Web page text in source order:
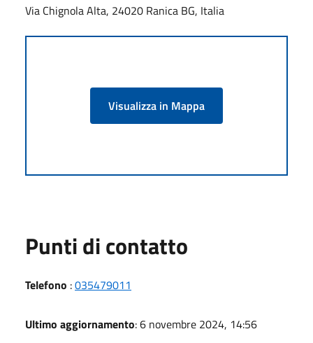
Via Chignola Alta, 24020 Ranica BG, Italia
Visualizza in Mappa
Punti di contatto
Telefono :035479011
Ultimo aggiornamento: 6 novembre 2024, 14:56